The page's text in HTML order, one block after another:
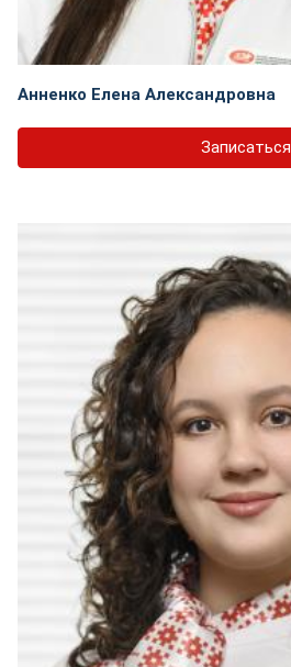
Анненко Елена Александровна
Записаться